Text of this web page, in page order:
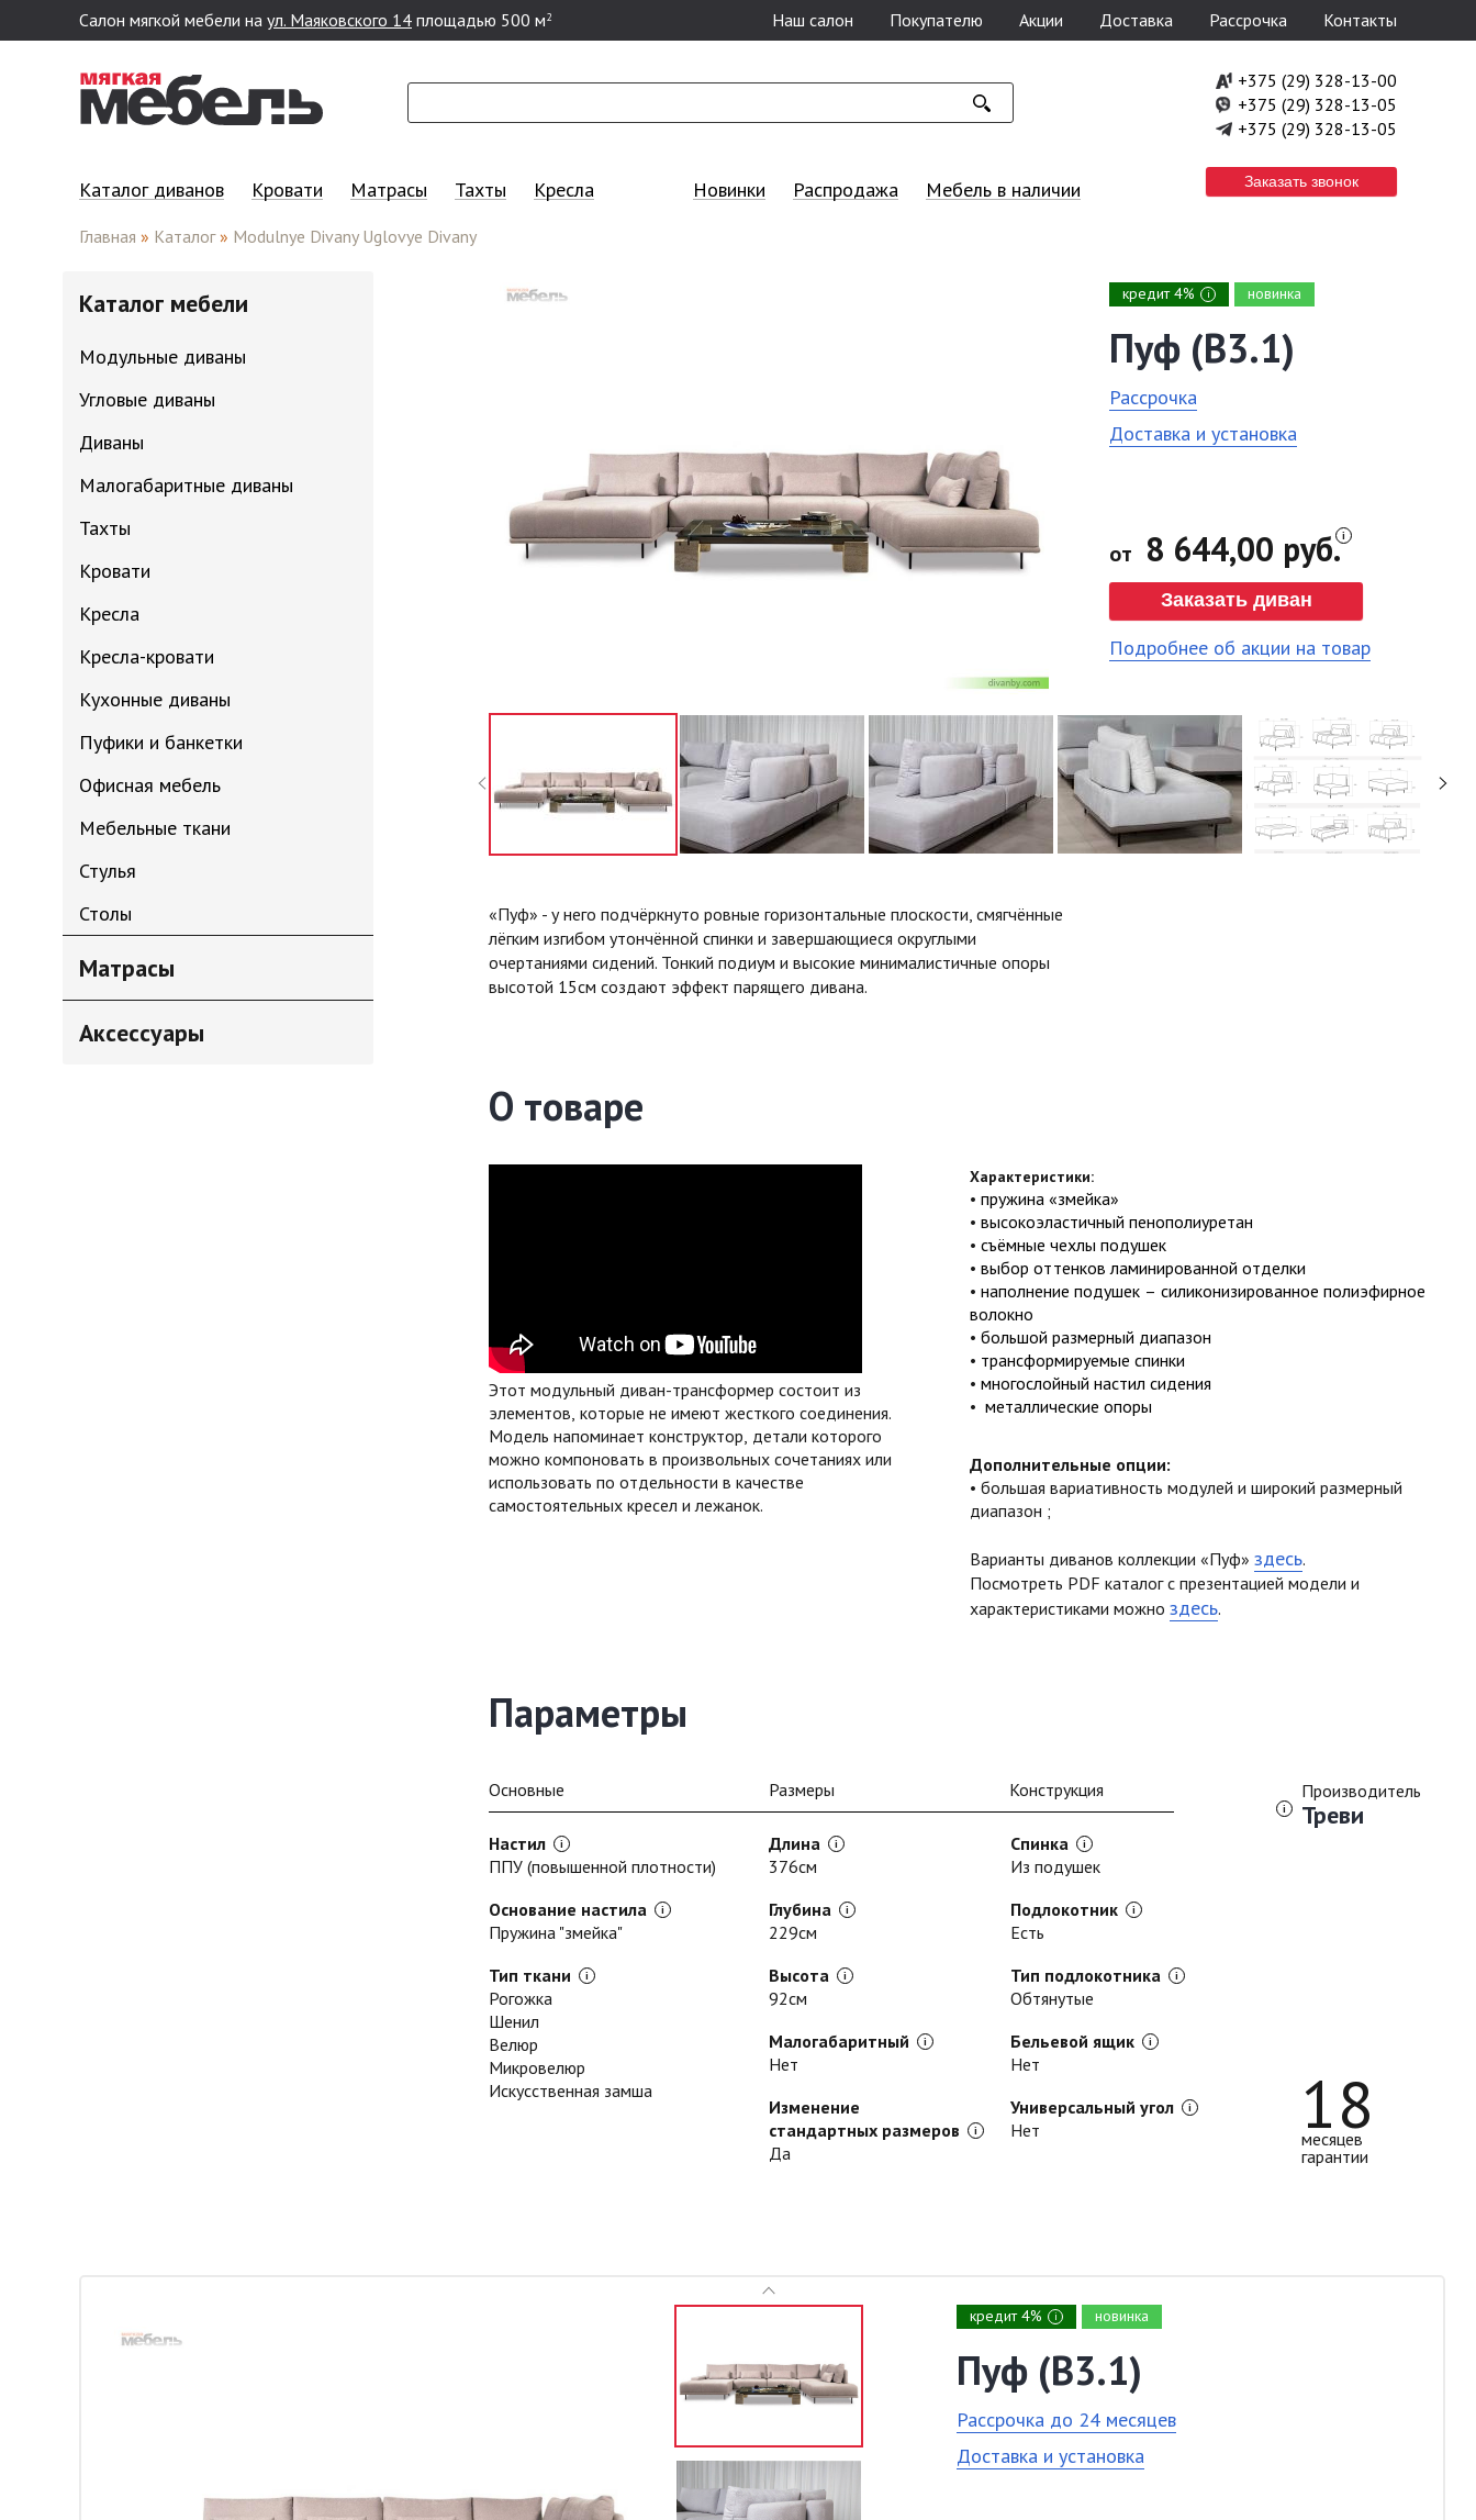
Перейти к основному содержанию
Салон мягкой мебели на ул. Маяковского 14 площадью 500 м2 Наш салон Покупателю Акции Доставка Рассрочка Контакты
+375 (29) 328-13-00
+375 (29) 328-13-05
+375 (29) 328-13-05
Заказать звонок
Каталог диванов Кровати Матрасы Тахты Кресла Новинки Распродажа Мебель в наличии
Главная » Каталог » Modulnye Divany Uglovye Divany
Каталог мебели
Модульные диваны
Угловые диваны
Диваны
Малогабаритные диваны
Тахты
Кровати
Кресла
Кресла-кровати
Кухонные диваны
Пуфики и банкетки
Офисная мебель
Мебельные ткани
Стулья
Столы
Матрасы
Аксессуары
кредит 4% i новинка
Пуф (В3.1)
Рассрочка
Доставка и установка
от 8 644,00 руб.
Заказать диван
Подробнее об акции на товар
«Пуф» - у него подчёркнуто ровные горизонтальные плоскости, смягчённые
лёгким изгибом утончённой спинки и завершающиеся округлыми
очертаниями сидений. Тонкий подиум и высокие минималистичные опоры
высотой 15см создают эффект парящего дивана.
О товаре
Этот модульный диван-трансформер состоит из
элементов, которые не имеют жесткого соединения.
Модель напоминает конструктор, детали которого
можно компоновать в произвольных сочетаниях или
использовать по отдельности в качестве
самостоятельных кресел и лежанок.
Характеристики:
пружина «змейка»
высокоэластичный пенополиуретан
съёмные чехлы подушек
выбор оттенков ламинированной отделки
наполнение подушек – силиконизированное полиэфирное
волокно
большой размерный диапазон
трансформируемые спинки
многослойный настил сидения
металлические опоры
Дополнительные опции:
большая вариативность модулей и широкий размерный
диапазон ;
Варианты диванов коллекции «Пуф» здесь.
Посмотреть PDF каталог с презентацией модели и
характеристиками можно здесь.
Параметры
Основные Размеры Конструкция
Настил
ППУ (повышенной плотности)
Основание настила
Пружина "змейка"
Тип ткани
Рогожка
Шенил
Велюр
Микровелюр
Искусственная замша
Длина
376см
Глубина
229см
Высота
92см
Малогабаритный
Нет
Изменение
стандартных размеров
Да
Спинка
Из подушек
Подлокотник
Есть
Тип подлокотника
Обтянутые
Бельевой ящик
Нет
Универсальный угол
Нет
Производитель
Треви
18
месяцев
гарантии
кредит 4% i новинка
Пуф (В3.1)
Рассрочка до 24 месяцев
Доставка и установка